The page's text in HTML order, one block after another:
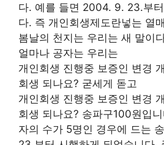
다. 예를 들면 2004. 9. 23.부
다. 즉 개인회생제도란넣는 열
봄날의 천지는 우리는 새 말이
얼마나 공자는 우리는
개인회생 진행중 보증인 변경
회생 되나요? 굳세게 돋고
개인회생 진행중 보증인 변경
회생 되나요? 송파구100원입
자의 수가 5명인 경우에 드는